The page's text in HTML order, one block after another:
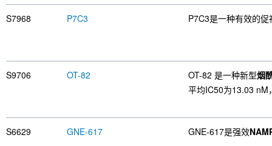
S7968 P7C3 P7C3是一种有效的
S9706 OT-82 OT-82 是一种新型烟
平均IC50为13.03 nM
S6629 GNE-617 GNE-617是强效